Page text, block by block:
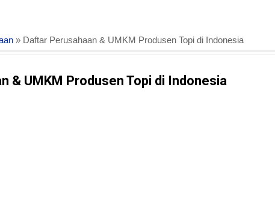
» Daftar Perusahaan & UMKM Produsen Topi di Indonesia
& UMKM Produsen Topi di Indonesia